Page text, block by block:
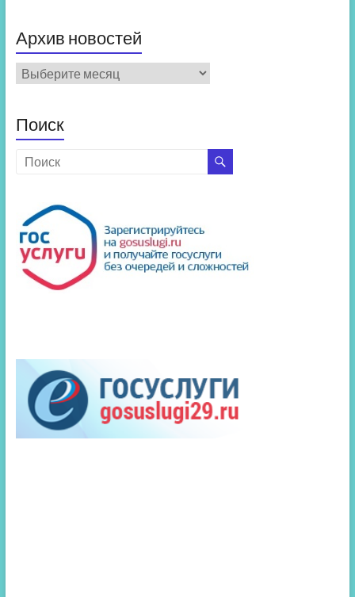
Архив новостей
Архив
новостей
Поиск